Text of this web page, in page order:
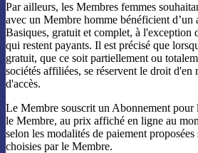
Par ailleurs, les Membres femmes
avec un Membre homme bénéficient d’un
Basiques, gratuit et complet, à l'exception
qui restent payants. Il est précisé que
gratuit, que ce soit partiellement ou
sociétés affiliées, se réservent le droit
d'accès.
Le Membre souscrit un Abonnement pour
le Membre, au prix affiché en ligne au
selon les modalités de paiement
choisies par le Membre.